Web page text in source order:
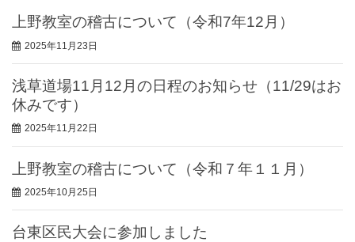
上野教室の稽古について（令和7年12月）
2025年11月23日
浅草道場11月12月の日程のお知らせ（11/29はお
休みです）
2025年11月22日
上野教室の稽古について（令和７年１１月）
2025年10月25日
台東区民大会に参加しました